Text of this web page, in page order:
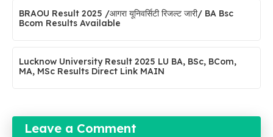
BRAOU Result 2025 /आगरा यूनिवर्सिटी रिजल्ट जारी/ BA Bsc
Bcom Results Available
Lucknow University Result 2025 LU BA, BSc, BCom,
MA, MSc Results Direct Link MAIN
Leave a Comment